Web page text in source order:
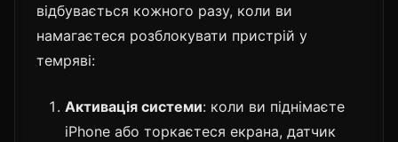
відбувається кожного разу, коли ви
намагаєтеся розблокувати пристрій у
темряві:
Активація системи: коли ви піднімаєте
iPhone або торкаєтеся екрана, датчик